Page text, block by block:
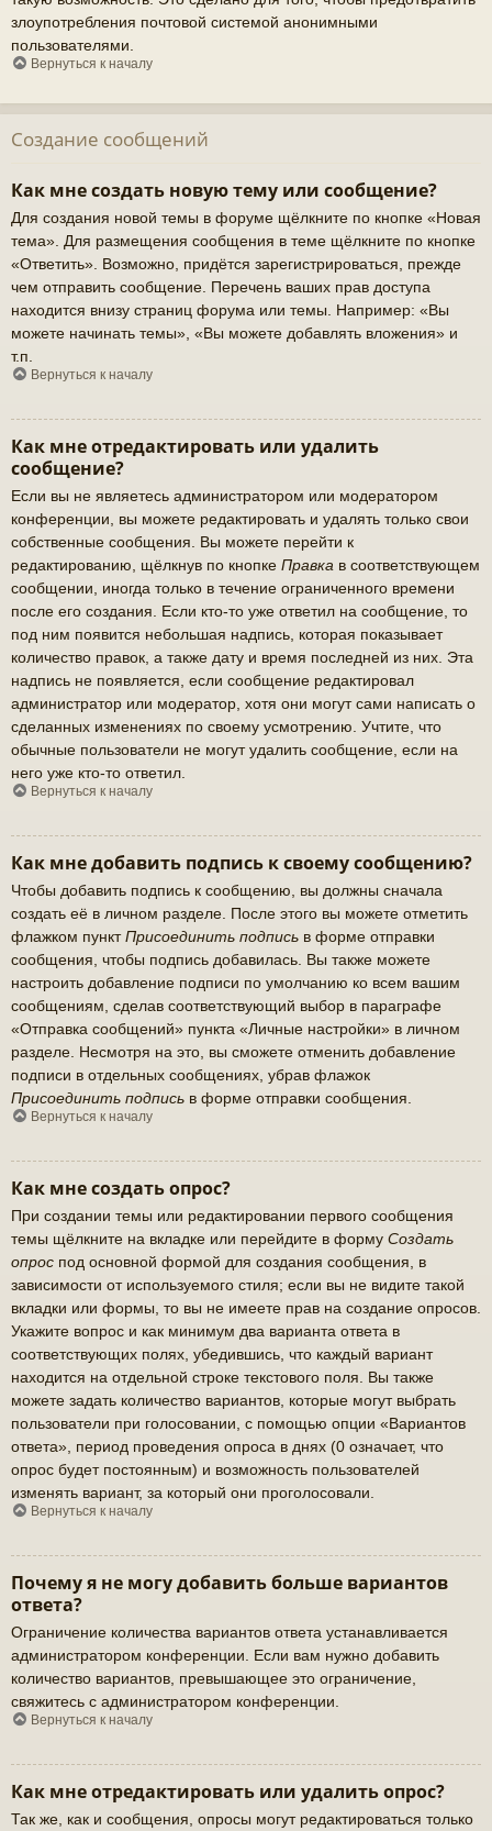
злоупотребления почтовой системой анонимными
пользователями.
Вернуться к началу
Создание сообщений
Как мне создать новую тему или сообщение?
Для создания новой темы в форуме щёлкните по кнопке «Новая
тема». Для размещения сообщения в теме щёлкните по кнопке
«Ответить». Возможно, придётся зарегистрироваться, прежде
чем отправить сообщение. Перечень ваших прав доступа
находится внизу страниц форума или темы. Например: «Вы
можете начинать темы», «Вы можете добавлять вложения» и
т.п.
Вернуться к началу
Как мне отредактировать или удалить
сообщение?
Если вы не являетесь администратором или модератором
конференции, вы можете редактировать и удалять только свои
собственные сообщения. Вы можете перейти к
редактированию, щёлкнув по кнопке Правка в соответствующем
сообщении, иногда только в течение ограниченного времени
после его создания. Если кто-то уже ответил на сообщение, то
под ним появится небольшая надпись, которая показывает
количество правок, а также дату и время последней из них. Эта
надпись не появляется, если сообщение редактировал
администратор или модератор, хотя они могут сами написать о
сделанных изменениях по своему усмотрению. Учтите, что
обычные пользователи не могут удалить сообщение, если на
него уже кто-то ответил.
Вернуться к началу
Как мне добавить подпись к своему сообщению?
Чтобы добавить подпись к сообщению, вы должны сначала
создать её в личном разделе. После этого вы можете отметить
флажком пунктПрисоединить подпись в форме отправки
сообщения, чтобы подпись добавилась. Вы также можете
настроить добавление подписи по умолчанию ко всем вашим
сообщениям, сделав соответствующий выбор в параграфе
«Отправка сообщений» пункта «Личные настройки» в личном
разделе. Несмотря на это, вы сможете отменить добавление
подписи в отдельных сообщениях, убрав флажок
Присоединить подпись в форме отправки сообщения.
Вернуться к началу
Как мне создать опрос?
При создании темы или редактировании первого сообщения
темы щёлкните на вкладке или перейдите в форму Создать
опрос под основной формой для создания сообщения, в
зависимости от используемого стиля; если вы не видите такой
вкладки или формы, то вы не имеете прав на создание опросов.
Укажите вопрос и как минимум два варианта ответа в
соответствующих полях, убедившись, что каждый вариант
находится на отдельной строке текстового поля. Вы также
можете задать количество вариантов, которые могут выбрать
пользователи при голосовании, с помощью опции «Вариантов
ответа», период проведения опроса в днях (0 означает, что
опрос будет постоянным) и возможность пользователей
изменять вариант, за который они проголосовали.
Вернуться к началу
Почему я не могу добавить больше вариантов
ответа?
Ограничение количества вариантов ответа устанавливается
администратором конференции. Если вам нужно добавить
количество вариантов, превышающее это ограничение,
свяжитесь с администратором конференции.
Вернуться к началу
Как мне отредактировать или удалить опрос?
Так же, как и сообщения, опросы могут редактироваться только